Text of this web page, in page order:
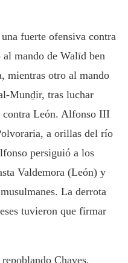
una fuerte ofensiva contra
mando de Walīd ben
mientras otro al mando
Munḏir, tras luchar
contra León. Alfonso III
a orillas del río
persiguió a los
Valdemora (León) y
La derrota
tuvieron que firmar
Chaves,